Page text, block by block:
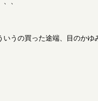
いうの買った途端、目のかゆ